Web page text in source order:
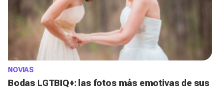
NOVIAS
Bodas LGTBIQ+: las fotos más emotivas de sus